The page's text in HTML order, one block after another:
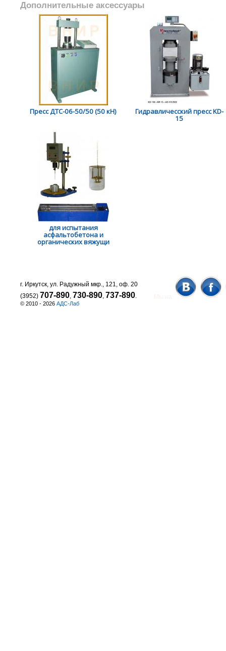
Дополнительные аксессуары
Пресс ДТС-06-50/50 (50 кН) Гидравличесский пресс KD-
15
для испытания
асфальтобетона и
органических вяжущи
© 2010 - 2026 АДС-Лаб
г. Иркутск, ул. Радужный мкр., 121, оф. 20
(3952) 707-890, 730-890, 737-890.